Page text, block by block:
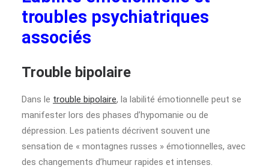
troubles psychiatriques
associés
Trouble bipolaire
Dans le trouble bipolaire, la labilité émotionnelle peut se
manifester lors des phases d’hypomanie ou de
dépression. Les patients décrivent souvent une
sensation de « montagnes russes » émotionnelles, avec
des changements d’humeur rapides et intenses.